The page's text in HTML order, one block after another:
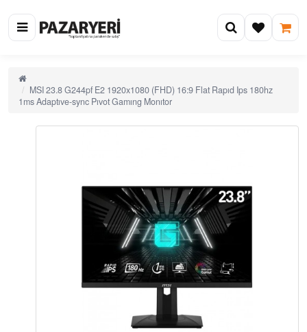
MSI 23.8 G244pf E2 1920x1080 (FHD) 16:9 Flat Rapıd Ips 180hz
1ms Adaptıve-sync Pıvot Gamıng Monıtor